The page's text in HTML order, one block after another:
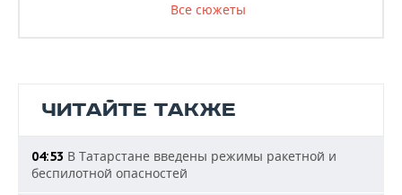
Все сюжеты
ЧИТАЙТЕ ТАКЖЕ
04:53 В Татарстане введены режимы ракетной и
беспилотной опасностей